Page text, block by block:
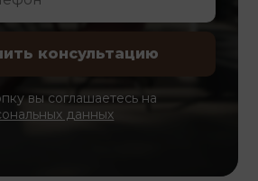
вы соглашаетесь на
данных